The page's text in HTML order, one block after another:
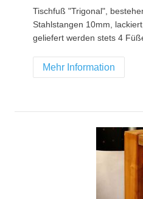
Tischfuß "Trigonal",
Stahlstangen 10mm,
geliefert werden stets 4
Mehr Information